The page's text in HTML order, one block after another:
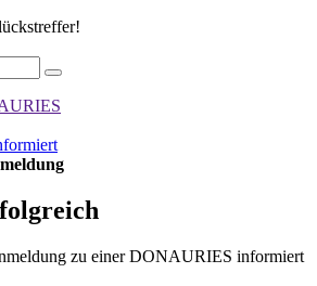
zu einer DONAURIES informiert